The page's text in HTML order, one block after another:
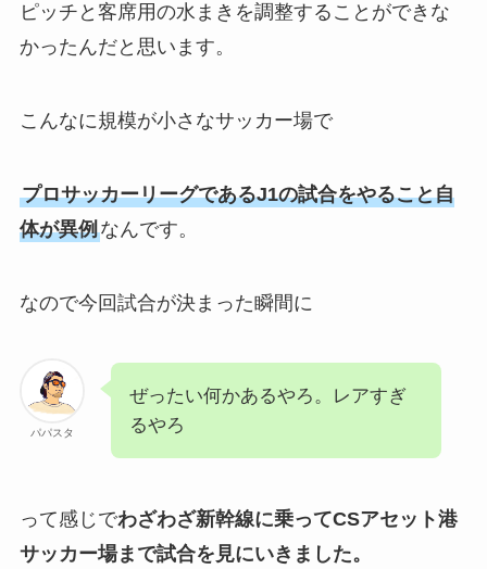
ピッチと客席用の水まきを調整することができな
かったんだと思います。
こんなに規模が小さなサッカー場で
プロサッカーリーグであるJ1の試合をやること自
体が異例なんです。
なので今回試合が決まった瞬間に
パパスタ
ぜったい何かあるやろ。レアすぎ
るやろ
って感じでわざわざ新幹線に乗ってCSアセット港
サッカー場まで試合を見にいきました。